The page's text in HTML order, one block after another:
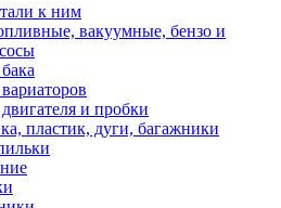
к ним
вакуумные, бензо и
и пробки
пластик, дуги, багажники